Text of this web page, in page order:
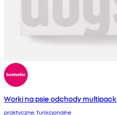
Worki na psie odchody multipack
praktyczne, funkcjonalne